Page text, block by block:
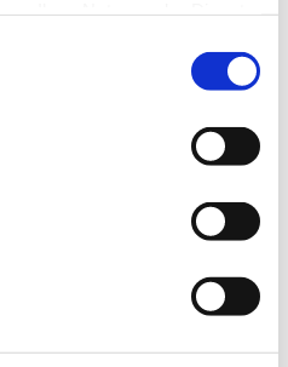
Konzeptbehandelt und
und werden
die Mechanismen, die eine
mögliche
der Symptomatik, der